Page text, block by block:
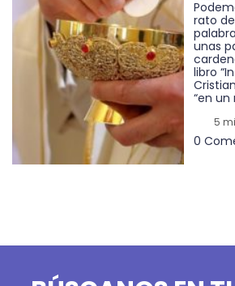
rato
unas
libro
“en un
5
0